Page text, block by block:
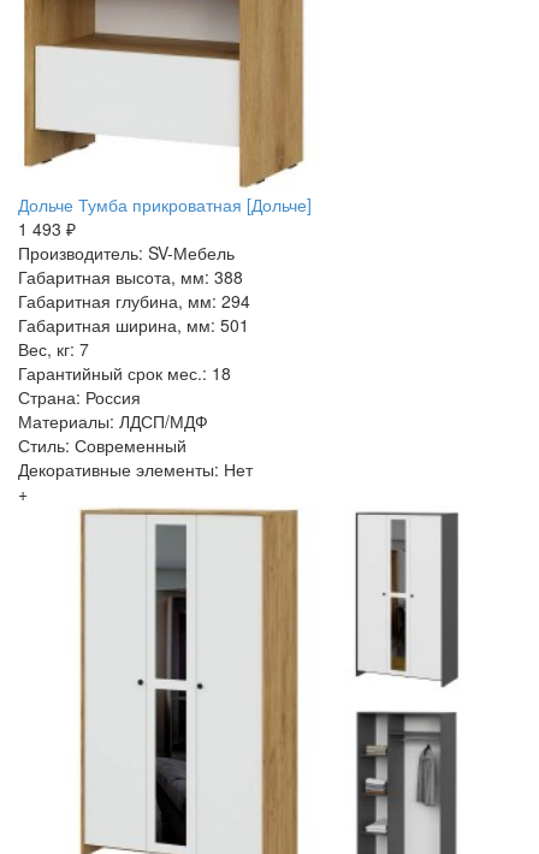
Дольче Тумба прикроватная [Дольче]
1 493 ₽
Производитель: SV-Мебель
Габаритная высота, мм: 388
Габаритная глубина, мм: 294
Габаритная ширина, мм: 501
Вес, кг: 7
Гарантийный срок мес.: 18
Страна: Россия
Материалы: ЛДСП/МДФ
Стиль: Современный
Декоративные элементы: Нет
+